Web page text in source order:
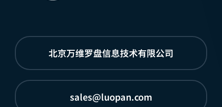
北京万维罗盘信息技术有限公司
sales@luopan.com